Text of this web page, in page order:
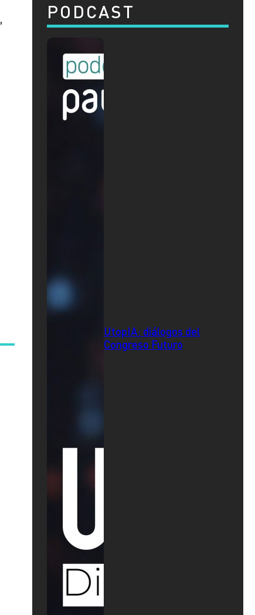
,
PODCAST
UtopIA: diálogos del
Congreso Futuro